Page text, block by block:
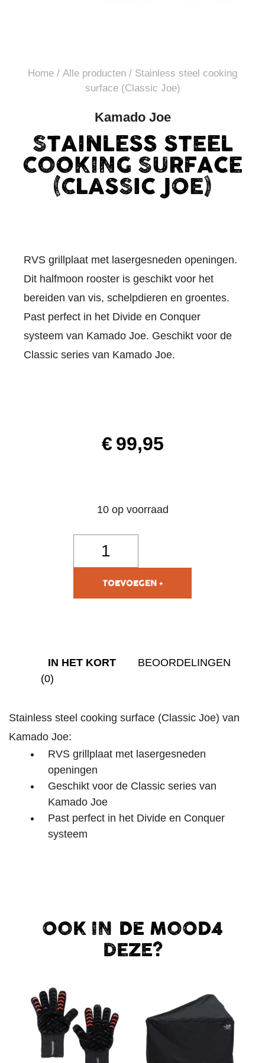
Home / Alle producten / Stainless steel cooking
surface (Classic Joe)
Kamado Joe
STAINLESS STEEL
COOKING SURFACE
(CLASSIC JOE)
RVS grillplaat met lasergesneden openingen.
Dit halfmoon rooster is geschikt voor het
bereiden van vis, schelpdieren en groentes.
Past perfect in het Divide en Conquer
systeem van Kamado Joe. Geschikt voor de
Classic series van Kamado Joe.
€ 99,95
10 op voorraad
TOEVOEGEN AAN
WINKELWAGEN
IN HET KORT
BEOORDELINGEN
(0)
Stainless steel cooking surface (Classic Joe) van
Kamado Joe:
RVS grillplaat met lasergesneden
openingen
Geschikt voor de Classic series van
Kamado Joe
Past perfect in het Divide en Conquer
systeem
OOK IN DE MOOD4
DEZE?